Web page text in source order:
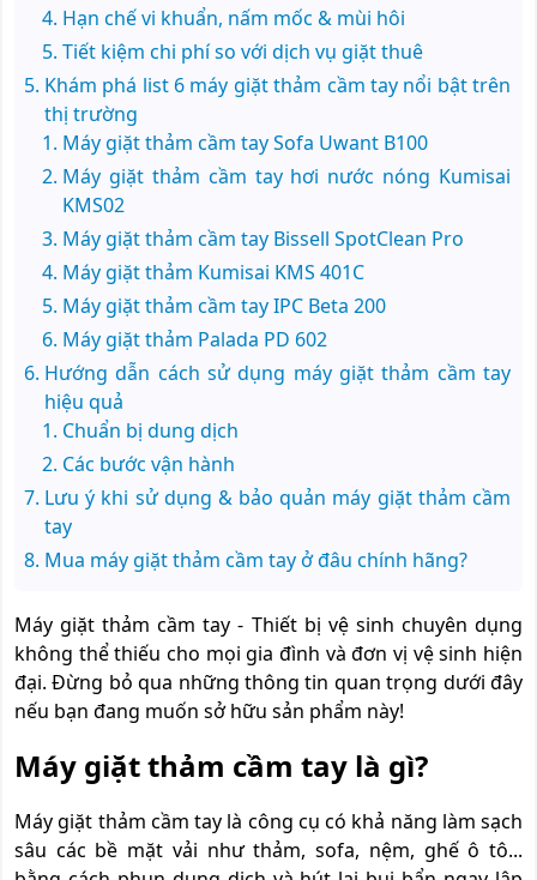
Hạn chế vi khuẩn, nấm mốc & mùi hôi
Tiết kiệm chi phí so với dịch vụ giặt thuê
Khám phá list 6 máy giặt thảm cầm tay nổi bật trên
thị trường
Máy giặt thảm cầm tay Sofa Uwant B100
Máy giặt thảm cầm tay hơi nước nóng Kumisai
KMS02
Máy giặt thảm cầm tay Bissell SpotClean Pro
Máy giặt thảm Kumisai KMS 401C
Máy giặt thảm cầm tay IPC Beta 200
Máy giặt thảm Palada PD 602
Hướng dẫn cách sử dụng máy giặt thảm cầm tay
hiệu quả
Chuẩn bị dung dịch
Các bước vận hành
Lưu ý khi sử dụng & bảo quản máy giặt thảm cầm
tay
Mua máy giặt thảm cầm tay ở đâu chính hãng?
Máy giặt thảm cầm tay - Thiết bị vệ sinh chuyên dụng
không thể thiếu cho mọi gia đình và đơn vị vệ sinh hiện
đại. Đừng bỏ qua những thông tin quan trọng dưới đây
nếu bạn đang muốn sở hữu sản phẩm này!
Máy giặt thảm cầm tay là gì?
Máy giặt thảm cầm tay là công cụ có khả năng làm sạch
sâu các bề mặt vải như thảm, sofa, nệm, ghế ô tô...